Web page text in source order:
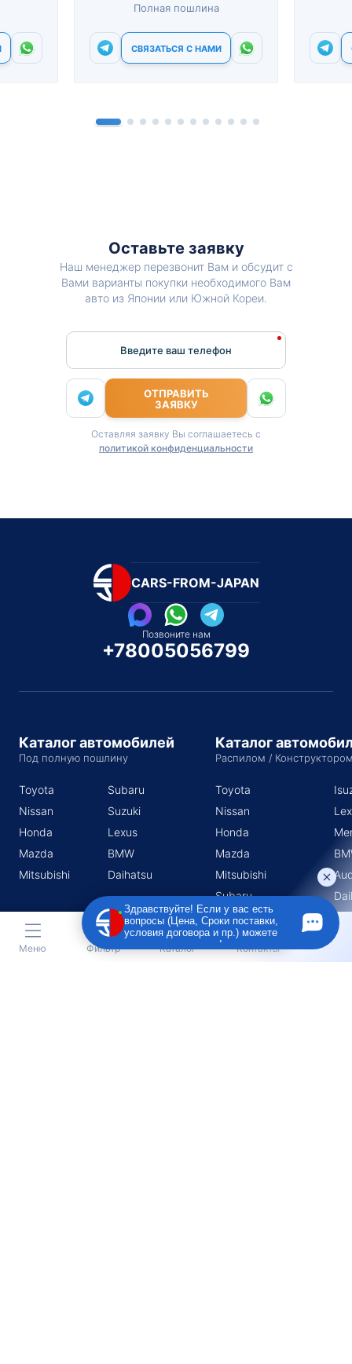
Полная пошлина
СВЯЗАТЬСЯ С НАМИ
Оставьте заявку
Наш менеджер перезвонит Вам и обсудит с
Вами варианты покупки необходимого Вам
авто из Японии или Южной Кореи.
Введите ваш телефон
ОТПРАВИТЬ
ЗАЯВКУ
Оставляя заявку Вы соглашаетесь с
политикой конфиденциальности
CARS-FROM-JAPAN
Позвоните нам
+78005056799
Каталог автомобилей
Под полную пошлину
Toyota
Nissan
Honda
Mazda
Mitsubishi
Subaru
Suzuki
Lexus
BMW
Daihatsu
Каталог
Распилом /
Toyota
Nissan
Honda
Mazda
Mitsubishi
Subaru
Suzuki
Меню Фильтр Каталог Контакты
Здравствуйте! Если у вас есть
вопросы (Цена, Сроки поставки,
условия договора и пр.) можете
задать их мне в чат!